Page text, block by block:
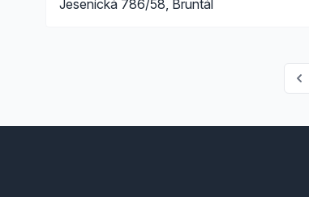
Jesenická 786/58, Bruntál